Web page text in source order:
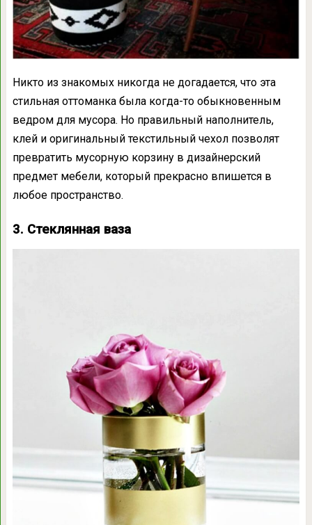
Никто из знакомых никогда не догадается, что эта
стильная оттоманка была когда-то обыкновенным
ведром для мусора. Но правильный наполнитель,
клей и оригинальный текстильный чехол позволят
превратить мусорную корзину в дизайнерский
предмет мебели, который прекрасно впишется в
любое пространство.
3. Стеклянная ваза